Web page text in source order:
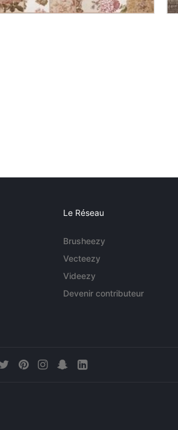
Le Réseau
Brusheezy
Vecteezy
Videezy
Devenir contributeur